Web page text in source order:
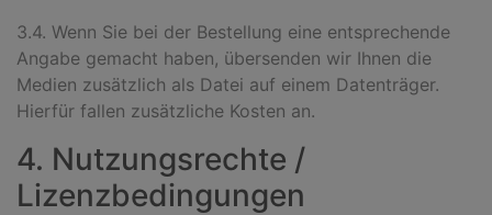
3.4. Wenn Sie bei der Bestellung eine entsprechende
Angabe gemacht haben, übersenden wir Ihnen die
Medien zusätzlich als Datei auf einem Datenträger.
Hierfür fallen zusätzliche Kosten an.
4. Nutzungsrechte /
Lizenzbedingungen